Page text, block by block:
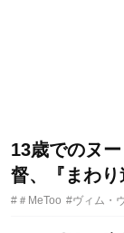
13歳でのヌ
督、『まわ
#＃MeToo #ヴィム・